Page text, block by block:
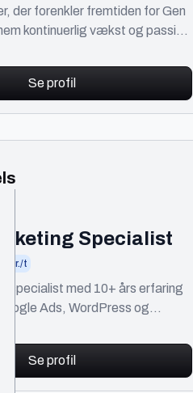
der forenkler fremtiden for Gen
kontinuerlig vækst og passion
Se profil
Specialist
kr./t
specialist med 10+ års erfaring
Ads, WordPress og
Se profil